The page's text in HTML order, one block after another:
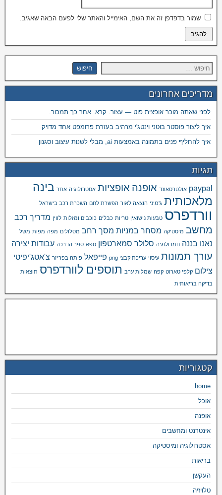
שמור בדפדפן זה את השם, האימייל והאתר שלי לפעם הבאה שאגיב.
מדריכים אחרונים
לפני שאתה מוכר אופצית פוט — עצור. קרא. אחר כך תמכור.
איך ליצור פוסטר בוטני וינטג'י מרהיב בעזרת פרומפט אחד מדויק
איך להחליף פנים בתמונה באמצעות ai, מבלי לשנות עיצוב וסגנון
תגיות
paypal אולטרסאונד אופנה אופציות אסטרולוגיה אתר בינה
מלאכותית ג'מיני הוצאה לאור הפשרת לחם השכרת רכב בישראל
וורדפרס טבעות נישואין טריות כבלים כוכבים ומזלות לווין מדריך רכב
מחשב מיסטיקה מסחר במניות מסך רחב מסלולים מפה מפות משל
נאנו בננה נומרולוגיה סלולר סמארטפון ספא ספר הדרכה עבודות יצירה
עורך תמונות עיסוי עריכת קבצי png פייפאל פיתה בפריזר צ'אטג'יפיטי
צילום קלפי טארוט קפה שמלות ערב תוספים לוורדפרס תוצאות
בדיקה בריאותית
קטגוריות
home
אוכל
אופנה
אינטרנט ומחשבים
אסטרולוגיה ומיסטיקה
בריאות
העקשן
טלויזיה